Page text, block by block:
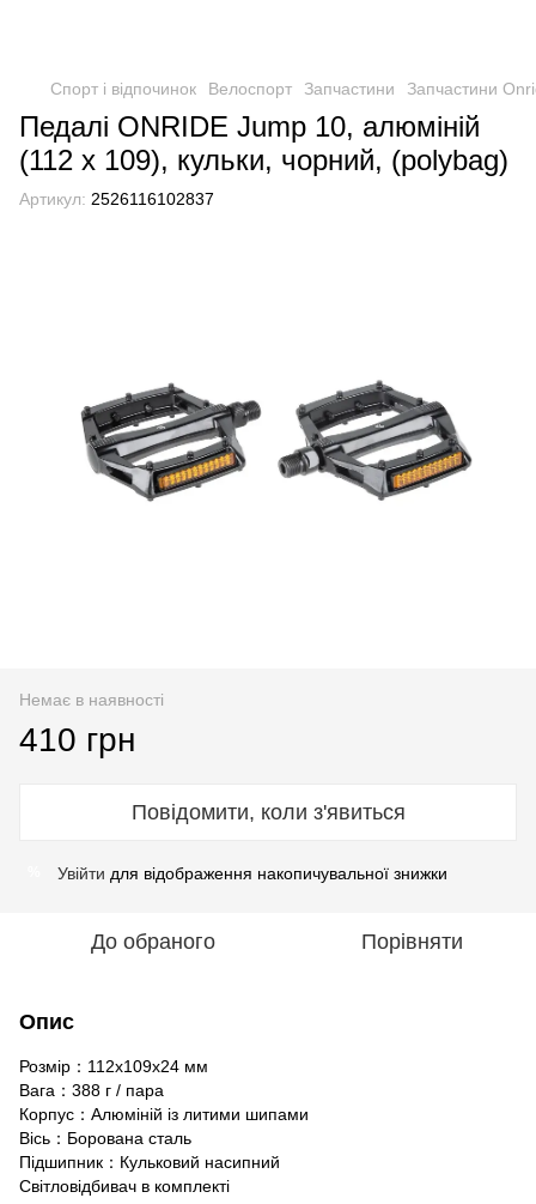
Спорт і відпочинок Велоспорт Запчастини Запчастини
Педалі ONRIDE Jump 10, алюміній
(112 x 109), кульки, чорний, (polybag)
Артикул: 2526116102837
Немає в наявності
410 грн
Повідомити, коли з'явиться
Увійти для відображення накопичувальної знижки
До обраного Порівняти
Опис
Розмір：112x109x24 мм
Вага：388 г / пара
Корпус：Алюміній із литими шипами
Вісь：Борована сталь
Підшипник：Кульковий насипний
Світловідбивач в комплекті